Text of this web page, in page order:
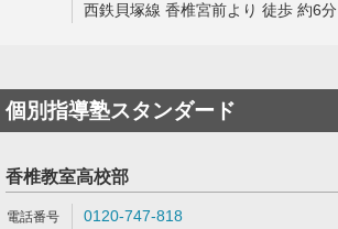
西鉄貝塚線 香椎宮前より 徒歩 約6分
個別指導塾スタンダード
香椎教室高校部
0120-747-818